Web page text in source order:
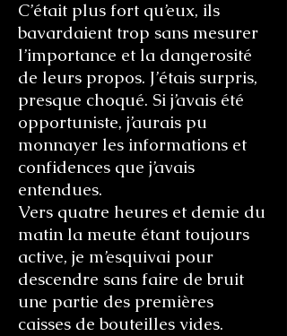
C’était plus fort qu’eux, ils
bavardaient trop sans mesurer
l’importance et la dangerosité
de leurs propos. J’étais surpris,
presque choqué. Si j’avais été
opportuniste, j’aurais pu
monnayer les informations et
confidences que j’avais
entendues.
Vers quatre heures et demie du
matin la meute étant toujours
active, je m’esquivai pour
descendre sans faire de bruit
une partie des premières
caisses de bouteilles vides.